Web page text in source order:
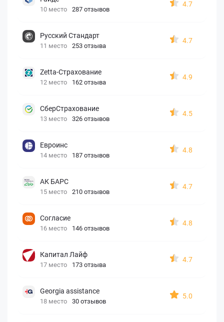
10 место 287 отзывов
4.7
Русский Стандарт
11 место 253 отзыва
4.7
Zetta-Страхование
12 место 162 отзыва
4.9
СберСтрахование
13 место 326 отзывов
4.5
Евроинс
14 место 187 отзывов
4.8
АК БАРС
15 место 210 отзывов
4.7
Согласие
16 место 146 отзывов
4.8
Капитал Лайф
17 место 173 отзыва
4.7
Georgia assistance
18 место 30 отзывов
5.0